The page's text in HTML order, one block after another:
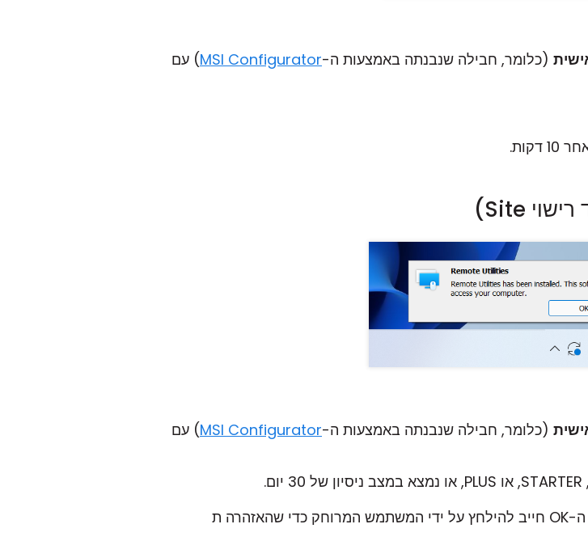
(כלומר, חבילה שנבנתה באמצעות ה-MSI Configurator) עם
(כלומר, חבילה שנבנתה באמצעות ה-MSI Configurator) עם
גרסה זו של האזהרה אינה מוגדרת למגבלות זמן וכפתור ה-OK חייב להילחץ על ידי המשתמש המרוחק כדי שהאזהרה ת